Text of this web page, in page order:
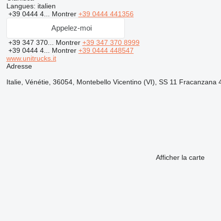
Langues: italien
+39 0444 4... Montrer +39 0444 441356
Appelez-moi
+39 347 370... Montrer +39 347 370 8999
+39 0444 4... Montrer +39 0444 448547
www.unitrucks.it
Adresse
Italie, Vénétie, 36054, Montebello Vicentino (VI), SS 11 Fracanzana
Afficher la carte